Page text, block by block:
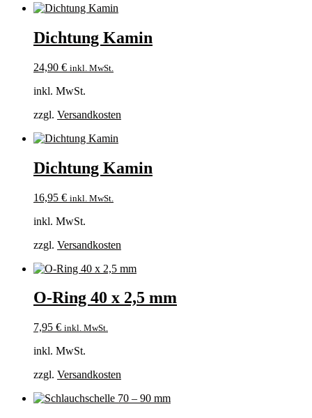
Dichtung Kamin
24,90 € inkl. MwSt.
inkl. MwSt.
zzgl. Versandkosten
Dichtung Kamin
16,95 € inkl. MwSt.
inkl. MwSt.
zzgl. Versandkosten
O-Ring 40 x 2,5 mm
7,95 € inkl. MwSt.
inkl. MwSt.
zzgl. Versandkosten